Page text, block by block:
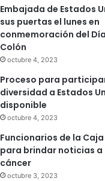
Embajada de Estados
sus puertas el lunes en
conmemoración del
Colón
octubre 4, 2023
Proceso para
diversidad a Estados
disponible
octubre 4, 2023
Funcionarios de la
para brindar noticias
cáncer
octubre 3, 2023